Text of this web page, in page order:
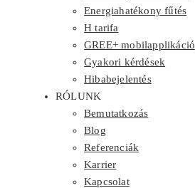
Energiahatékony fűtés
H tarifa
GREE+ mobilapplikáció
Gyakori kérdések
Hibabejelentés
RÓLUNK
Bemutatkozás
Blog
Referenciák
Karrier
Kapcsolat